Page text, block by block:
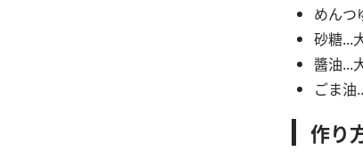
めんつ
砂糖...
醬油...
ごま油
作り